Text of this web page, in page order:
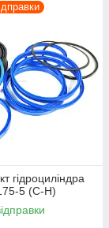
гідроциліндра
5 (C-H)